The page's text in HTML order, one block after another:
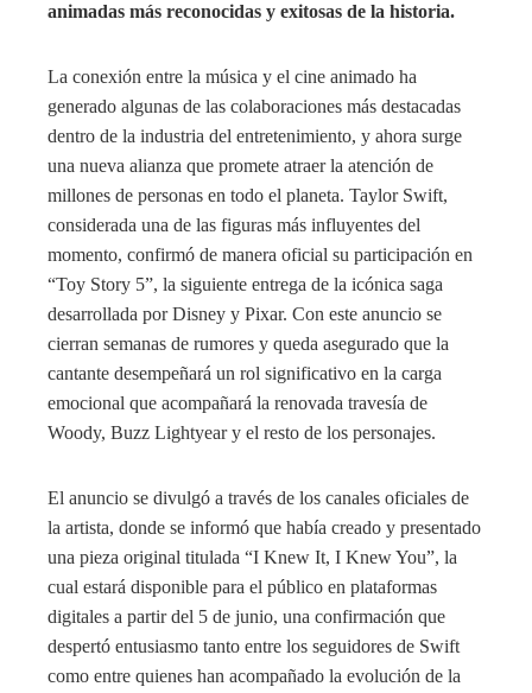
animadas más reconocidas y exitosas de la historia.
La conexión entre la música y el cine animado ha
generado algunas de las colaboraciones más destacadas
dentro de la industria del entretenimiento, y ahora surge
una nueva alianza que promete atraer la atención de
millones de personas en todo el planeta. Taylor Swift,
considerada una de las figuras más influyentes del
momento, confirmó de manera oficial su participación en
“Toy Story 5”, la siguiente entrega de la icónica saga
desarrollada por Disney y Pixar. Con este anuncio se
cierran semanas de rumores y queda asegurado que la
cantante desempeñará un rol significativo en la carga
emocional que acompañará la renovada travesía de
Woody, Buzz Lightyear y el resto de los personajes.
El anuncio se divulgó a través de los canales oficiales de
la artista, donde se informó que había creado y presentado
una pieza original titulada “I Knew It, I Knew You”, la
cual estará disponible para el público en plataformas
digitales a partir del 5 de junio, una confirmación que
despertó entusiasmo tanto entre los seguidores de Swift
como entre quienes han acompañado la evolución de la